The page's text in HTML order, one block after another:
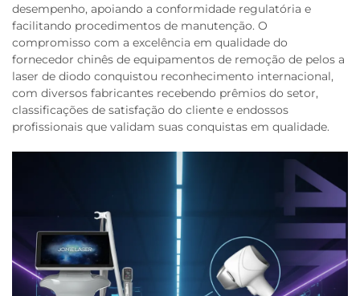
desempenho, apoiando a conformidade regulatória e
facilitando procedimentos de manutenção. O
compromisso com a excelência em qualidade do
fornecedor chinês de equipamentos de remoção de pelos a
laser de diodo conquistou reconhecimento internacional,
com diversos fabricantes recebendo prêmios do setor,
classificações de satisfação do cliente e endossos
profissionais que validam suas conquistas em qualidade.